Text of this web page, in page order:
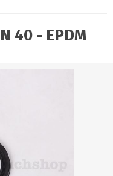
40 - EPDM